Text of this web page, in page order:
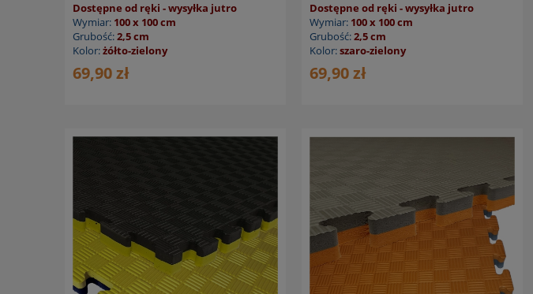
Dostępne od ręki - wysyłka jutro
Wymiar: 100 x 100 cm
Grubość:2,5 cm
Kolor:żółto-zielony
69,90 zł
Dostępne od ręki - wysyłka jutro
Wymiar: 100 x 100 cm
Grubość:2,5 cm
Kolor:szaro-zielony
69,90 zł